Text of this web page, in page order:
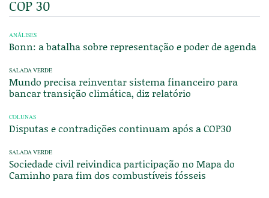
COP 30
ANÁLISES
Bonn: a batalha sobre representação e poder de agenda
SALADA VERDE
Mundo precisa reinventar sistema financeiro para
bancar transição climática, diz relatório
COLUNAS
Disputas e contradições continuam após a COP30
SALADA VERDE
Sociedade civil reivindica participação no Mapa do
Caminho para fim dos combustíveis fósseis